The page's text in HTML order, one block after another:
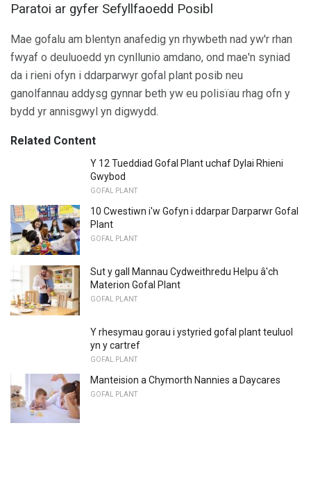
Paratoi ar gyfer Sefyllfaoedd Posibl
Mae gofalu am blentyn anafedig yn rhywbeth nad yw'r rhan
fwyaf o deuluoedd yn cynllunio amdano, ond mae'n syniad
da i rieni ofyn i ddarparwyr gofal plant posib neu
ganolfannau addysg gynnar beth yw eu polisïau rhag ofn y
bydd yr annisgwyl yn digwydd.
Related Content
Y 12 Tueddiad Gofal Plant uchaf Dylai Rhieni
Gwybod
GOFAL PLANT
10 Cwestiwn i'w Gofyn i ddarpar Darparwr Gofal
Plant
GOFAL PLANT
Sut y gall Mannau Cydweithredu Helpu â'ch
Materion Gofal Plant
GOFAL PLANT
Y rhesymau gorau i ystyried gofal plant teuluol
yn y cartref
GOFAL PLANT
Manteision a Chymorth Nannies a Daycares
GOFAL PLANT